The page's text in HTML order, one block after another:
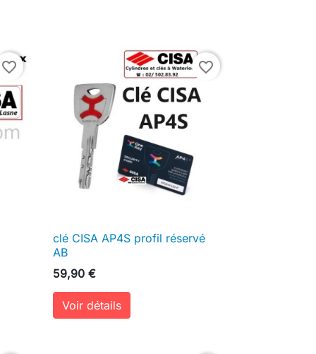
favorite_border
au panier
favorite_border
 Aperçu rapide
clé CISA AP4S profil réservé
AB
59,90 €
Voir détails